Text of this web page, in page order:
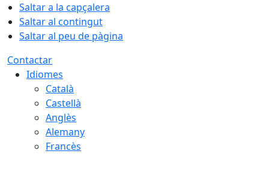
Saltar a la capçalera
Saltar al contingut
Saltar al peu de pàgina
Contactar
Idiomes
Català
Castellà
Anglès
Alemany
Francès